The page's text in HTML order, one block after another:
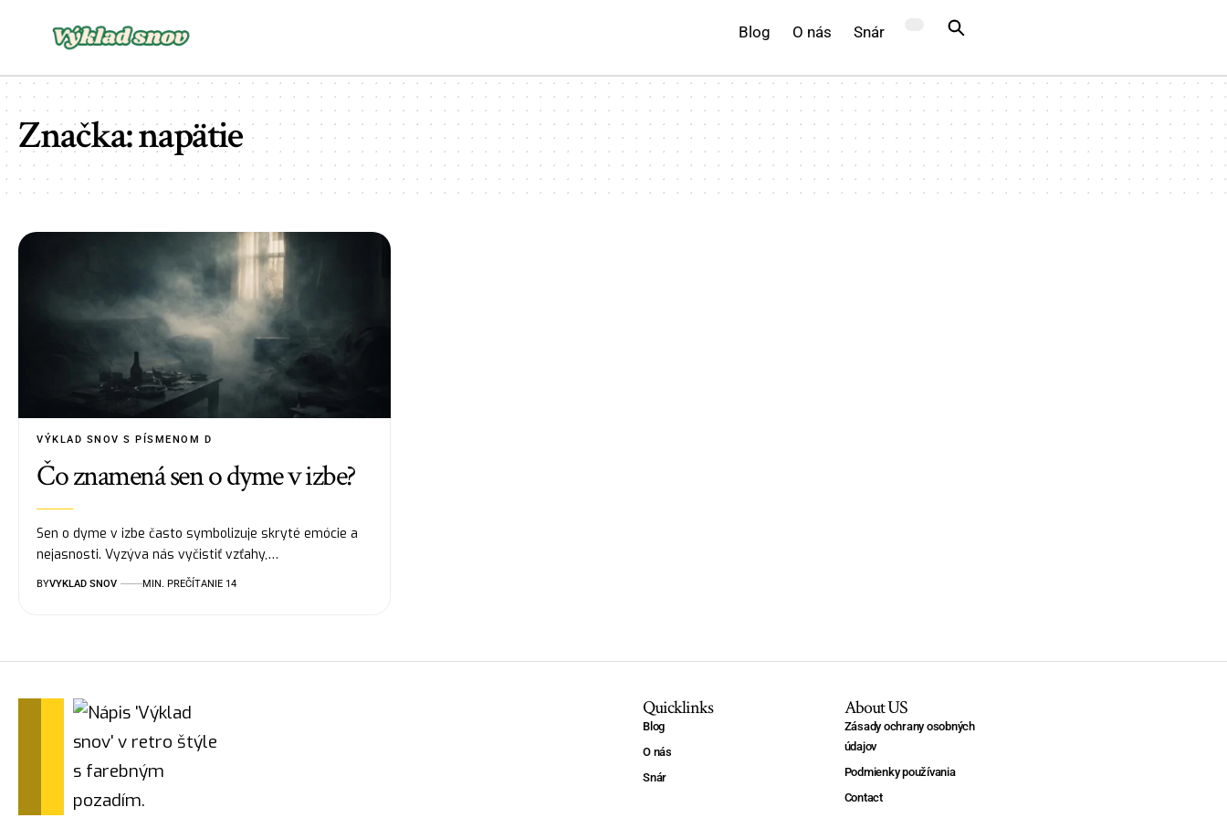
Blog O nás Snár
Značka:napätie
VÝKLAD SNOV S PÍSMENOM D
Čo znamená sen o dyme v izbe?
Sen o dyme v izbe často symbolizuje skryté emócie a
nejasnosti. Vyzýva nás vyčistiť vzťahy,…
BYVYKLAD SNOV MIN. PREČÍTANIE 14
Quicklinks
Blog
O nás
Snár
About US
Zásady ochrany osobných
údajov
Podmienky používania
Contact